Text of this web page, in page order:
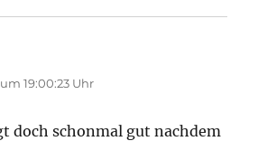
19:00:23 Uhr
doch schonmal gut nachdem